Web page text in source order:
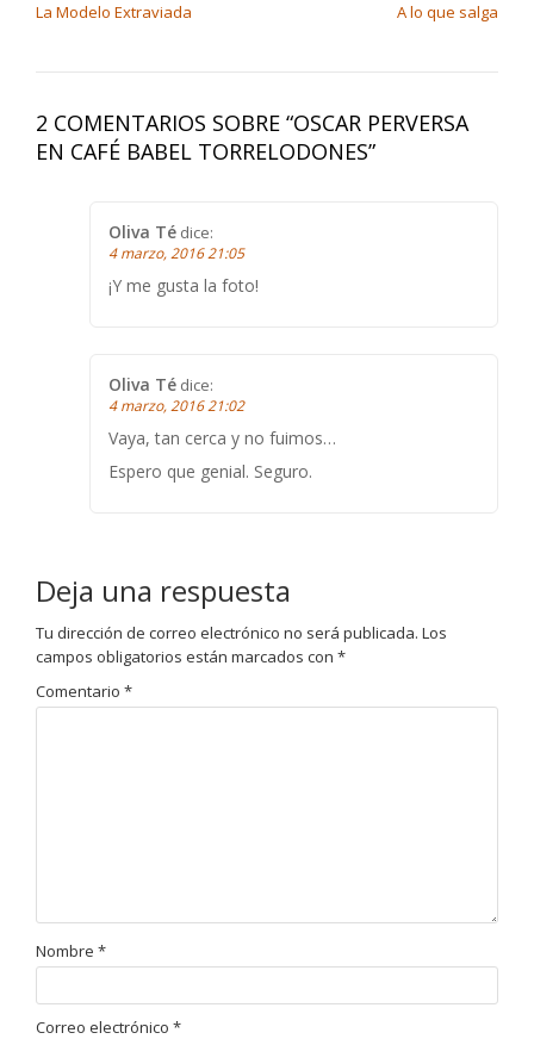
La Modelo Extraviada A lo que salga
2 COMENTARIOS SOBRE “OSCAR PERVERSA
EN CAFÉ BABEL TORRELODONES”
Oliva Té dice:
4 marzo, 2016 21:05
¡Y me gusta la foto!
Oliva Té dice:
4 marzo, 2016 21:02
Vaya, tan cerca y no fuimos…
Espero que genial. Seguro.
Deja una respuesta
Tu dirección de correo electrónico no será publicada. Los
campos obligatorios están marcados con *
Comentario *
Nombre *
Correo electrónico *